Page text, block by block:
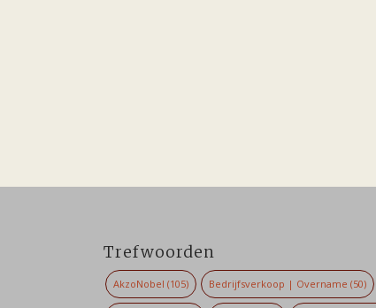
Trefwoorden
AkzoNobel (105) Bedrijfsverkoop | Overname (50)